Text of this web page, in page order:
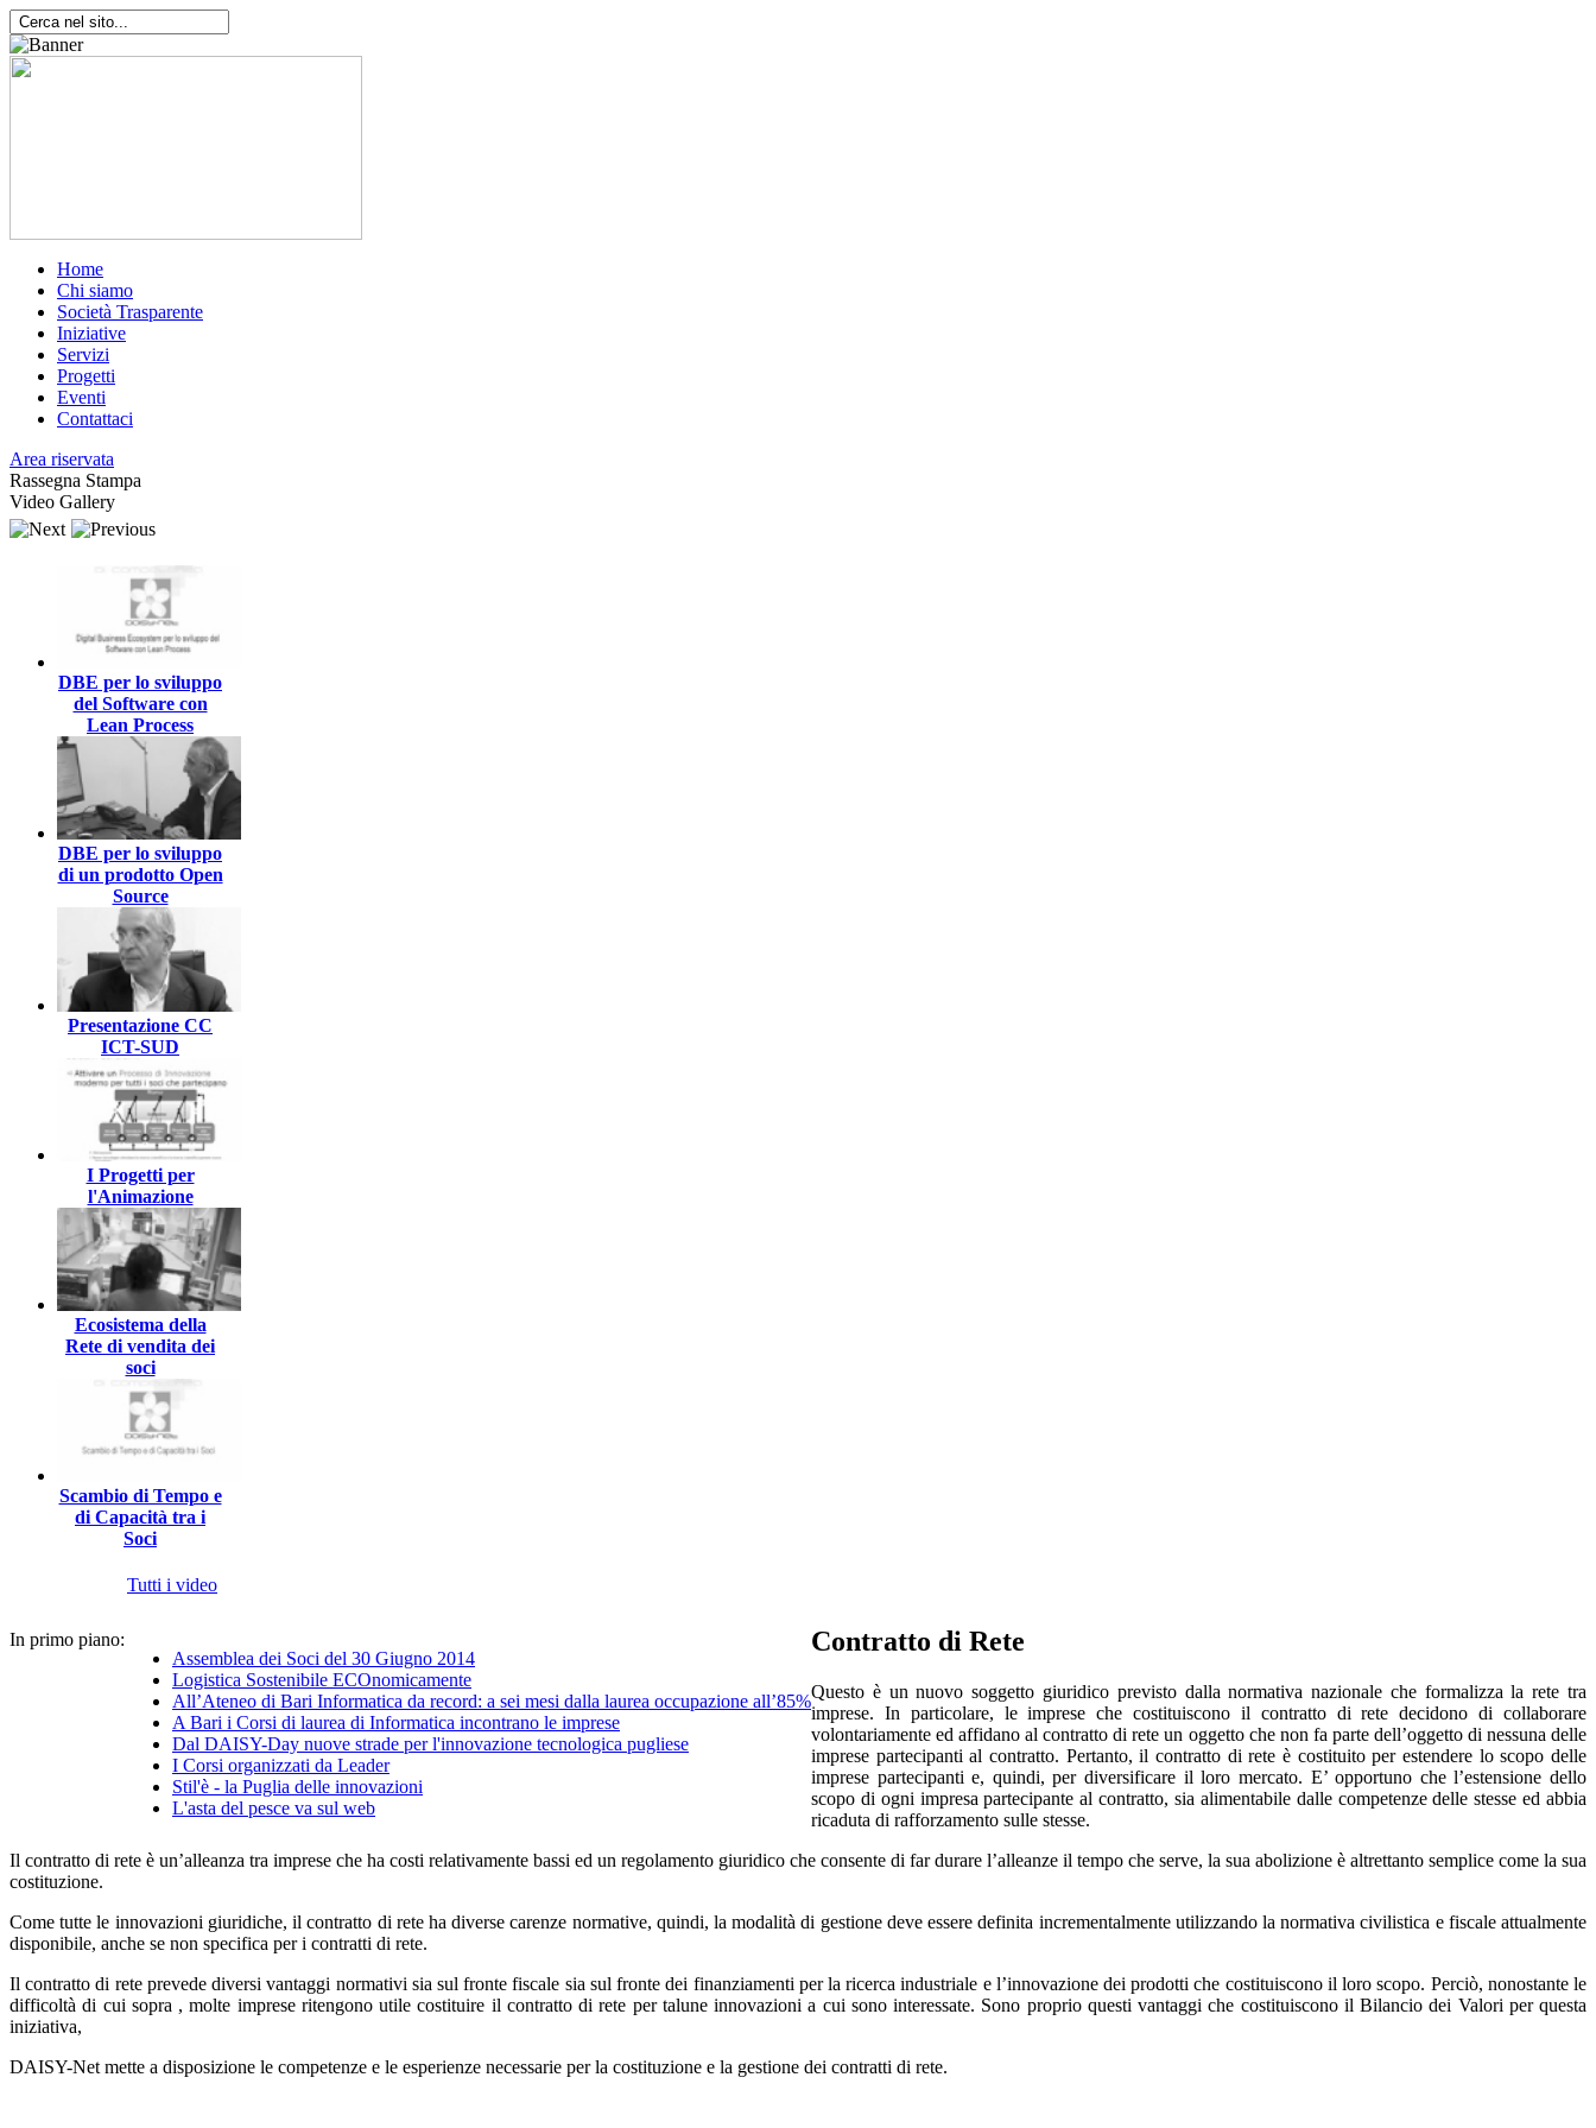
Home
Chi siamo
Società Trasparente
Iniziative
Servizi
Progetti
Eventi
Contattaci
Area riservata
Rassegna Stampa
Video Gallery
DBE per lo sviluppo
del Software con
Lean Process
DBE per lo sviluppo
di un prodotto Open
Source
Presentazione CC
ICT-SUD
I Progetti per
l'Animazione
Ecosistema della
Rete di vendita dei
soci
Scambio di Tempo e
di Capacità tra i
Soci
Tutti i video
In primo piano:
Assemblea dei Soci del 30 Giugno 2014
Logistica Sostenibile ECOnomicamente
All’Ateneo di Bari Informatica da record: a sei mesi dalla laurea occupazione all’85%
A Bari i Corsi di laurea di Informatica incontrano le imprese
Dal DAISY-Day nuove strade per l'innovazione tecnologica pugliese
I Corsi organizzati da Leader
Stil'è - la Puglia delle innovazioni
L'asta del pesce va sul web
Contratto di Rete
Questo è un nuovo soggetto giuridico previsto dalla normativa nazionale che formalizza la rete tra
imprese. In particolare, le imprese che costituiscono il contratto di rete decidono di collaborare
volontariamente ed affidano al contratto di rete un oggetto che non fa parte dell’oggetto di nessuna delle
imprese partecipanti al contratto. Pertanto, il contratto di rete è costituito per estendere lo scopo delle
imprese partecipanti e, quindi, per diversificare il loro mercato. E’ opportuno che l’estensione dello
scopo di ogni impresa partecipante al contratto, sia alimentabile dalle competenze delle stesse ed abbia
ricaduta di rafforzamento sulle stesse.
Il contratto di rete è un’alleanza tra imprese che ha costi relativamente bassi ed un regolamento giuridico che consente di far durare l’alleanze il tempo che serve, la sua abolizione è altrettanto semplice come la sua
costituzione.
Come tutte le innovazioni giuridiche, il contratto di rete ha diverse carenze normative, quindi, la modalità di gestione deve essere definita incrementalmente utilizzando la normativa civilistica e fiscale attualmente
disponibile, anche se non specifica per i contratti di rete.
Il contratto di rete prevede diversi vantaggi normativi sia sul fronte fiscale sia sul fronte dei finanziamenti per la ricerca industriale e l’innovazione dei prodotti che costituiscono il loro scopo. Perciò, nonostante le
difficoltà di cui sopra , molte imprese ritengono utile costituire il contratto di rete per talune innovazioni a cui sono interessate. Sono proprio questi vantaggi che costituiscono il Bilancio dei Valori per questa
iniziativa,
DAISY-Net mette a disposizione le competenze e le esperienze necessarie per la costituzione e la gestione dei contratti di rete.